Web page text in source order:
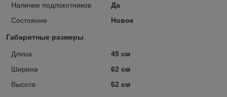
Наличие подлокотников
Да
Состояние
Новое
Габаритные размеры
Длина
45 см
Ширина
62 см
Высота
62 см